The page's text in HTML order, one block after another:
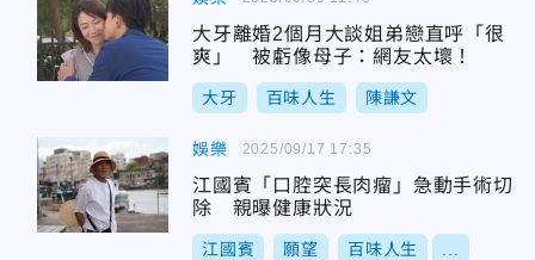
大牙離婚2個月大談姐弟戀直呼「很
爽」 被虧像母子：網友太壞！
大牙 百味人生 陳謙文
娛樂
江國賓「口腔突長肉瘤」急動手術切
除 親曝健康狀況
江國賓 願望 百味人生
2025/09/17 17:35